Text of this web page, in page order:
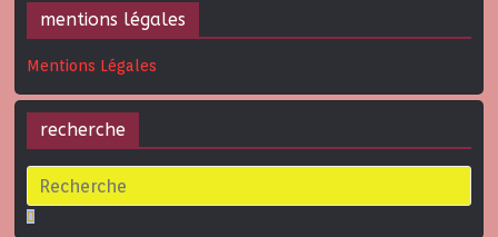
mentions légales
Mentions Légales
recherche